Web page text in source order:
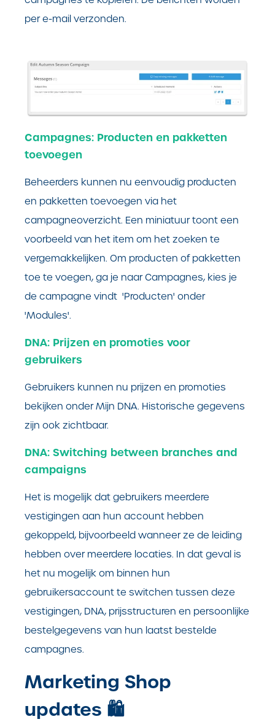
per e-mail verzonden.
Campagnes: Producten en pakketten
toevoegen
Beheerders kunnen nu eenvoudig producten
en pakketten toevoegen via het
campagneoverzicht. Een miniatuur toont een
voorbeeld van het item om het zoeken te
vergemakkelijken. Om producten of pakketten
toe te voegen, ga je naar Campagnes, kies je
de campagne vindt 'Producten' onder
'Modules'.
DNA: Prijzen en promoties voor
gebruikers
Gebruikers kunnen nu prijzen en promoties
bekijken onder Mijn DNA. Historische gegevens
zijn ook zichtbaar.
DNA: Switching between branches and
campaigns
Het is mogelijk dat gebruikers meerdere
vestigingen aan hun account hebben
gekoppeld, bijvoorbeeld wanneer ze de leiding
hebben over meerdere locaties. In dat geval is
het nu mogelijk om binnen hun
gebruikersaccount te switchen tussen deze
vestigingen, DNA, prijsstructuren en persoonlijke
bestelgegevens van hun laatst bestelde
campagnes.
Marketing Shop
updates 🛍️